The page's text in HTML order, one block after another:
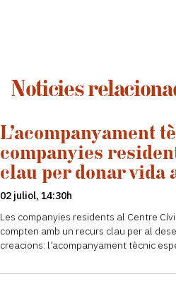
Noticies
L’acompanyament
companyies
clau per donar vida
02 juliol, 14:30h
Les companyies residents al Centre
compten amb un recurs clau per al
creacions: l’acompanyament tècnic